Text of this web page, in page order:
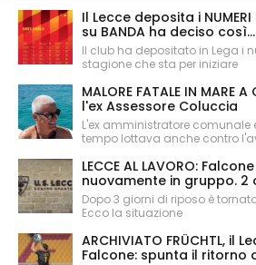
Il Lecce deposita i NUMERI
su BANDA ha deciso così...
Il club ha depositato in Lega i
stagione che sta per iniziare
MALORE FATALE IN MARE
l'ex Assessore Coluccia
L'ex amministratore comunale
tempo lottava anche contro
LECCE AL LAVORO:
nuovamente in gruppo. 2
Dopo 3 giorni di riposo è
Ecco la situazione
ARCHIVIATO FRÜCHTL, il
Falcone: spunta il ritorno di